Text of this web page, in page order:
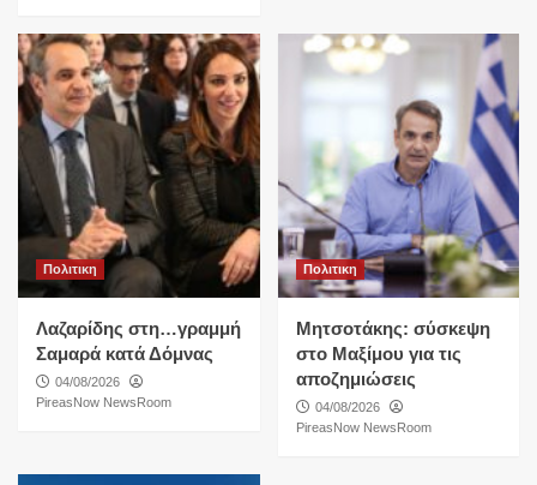
Πολιτικη
Λαζαρίδης στη…γραμμή
Σαμαρά κατά Δόμνας
04/08/2026
PireasNow NewsRoom
Πολιτικη
Μητσοτάκης: σύσκεψη
στο Μαξίμου για τις
αποζημιώσεις
04/08/2026
PireasNow NewsRoom